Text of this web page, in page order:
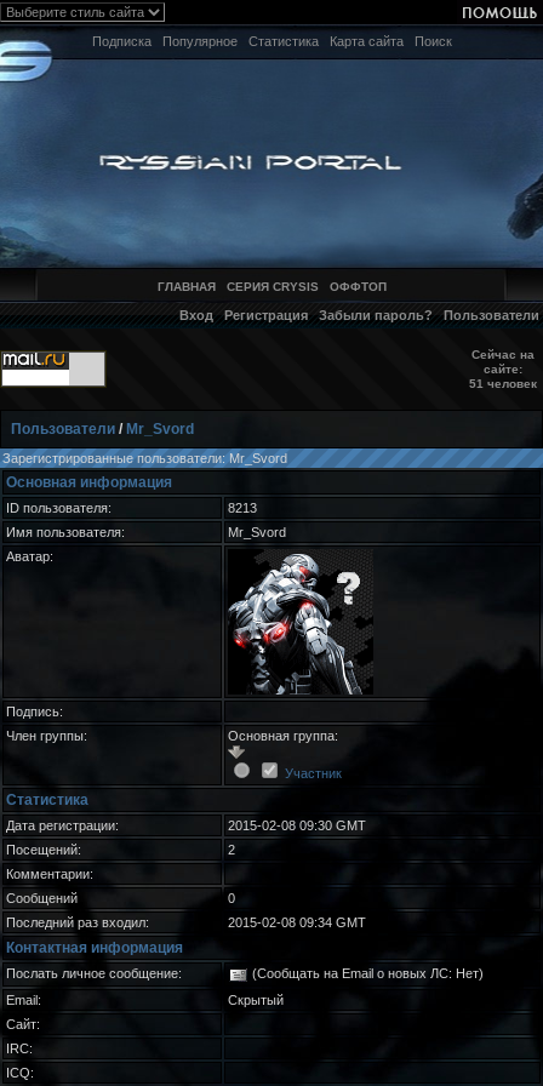
Подписка Популярное Статистика Карта сайта Поиск
ГЛАВНАЯ СЕРИЯ CRYSIS ОФФТОП
Вход Регистрация Забыли пароль? Пользователи
Сейчас на
сайте:
51 человек
Пользователи / Mr_Svord
Зарегистрированные пользователи: Mr_Svord
Основная информация
ID пользователя:
8213
Имя пользователя:
Mr_Svord
Аватар:
Подпись:
Член группы:
Основная группа:
Участник
Статистика
Дата регистрации:
2015-02-08 09:30 GMT
Посещений:
2
Комментарии:
Сообщений
0
Последний раз входил:
2015-02-08 09:34 GMT
Контактная информация
Послать личное сообщение:
(Сообщать на Email о новых ЛС: Нет)
Email:
Скрытый
Сайт:
IRC:
ICQ: